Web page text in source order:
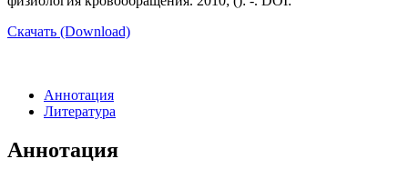
Скачать (Download)
Аннотация
Литература
Аннотация